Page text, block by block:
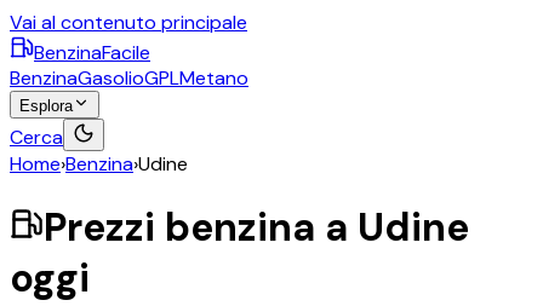
Vai al contenuto principale
BenzinaFacile
BenzinaGasolioGPLMetano
Esplora
Cerca
Home›Benzina›Udine
Prezzi benzina a Udine
oggi